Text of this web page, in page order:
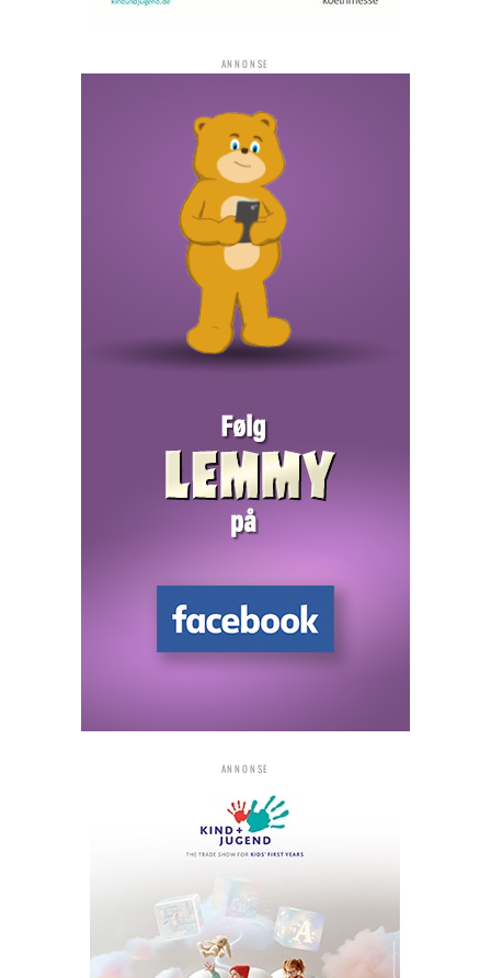
ANNONSE
ANNONSE